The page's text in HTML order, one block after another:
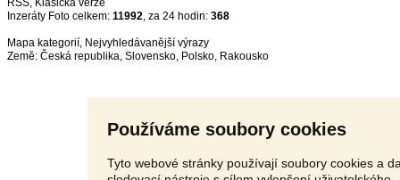
Používáme soubory cookies
Tyto webové stránky používají soubory cookies a
RSS,
Inzeráty Foto celkem: 11992, za 24 hodin: 368
Mapa kategorií, Nejvyhledávanější výrazy
Země: Česká republika, Slovensko, Polsko, Rakousko